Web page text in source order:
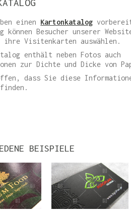
einen Kartonkatalog
können Besucher unserer
ihre Visitenkarten auswählen.
enthält neben Fotos auch
zur Dichte und Dicke von
dass Sie diese
BEISPIELE